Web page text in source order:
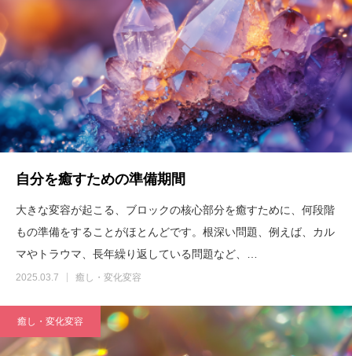
自分を癒すための準備期間
大きな変容が起こる、ブロックの核心部分を癒すために、何段階
もの準備をすることがほとんどです。根深い問題、例えば、カル
マやトラウマ、長年繰り返している問題など、…
2025.03.7 癒し・変化変容
癒し・変化変容